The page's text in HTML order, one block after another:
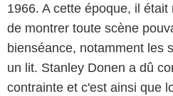
1966. A cette époque, il
de montrer toute scène
bienséance, notamment les
un lit. Stanley Donen a dû
contrainte et c'est ainsi que